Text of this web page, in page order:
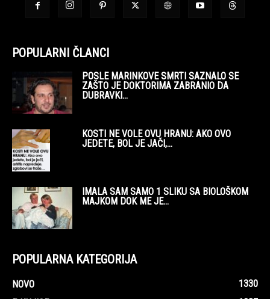
POPULARNI ČLANCI
POSLE MARINKOVE SMRTI SAZNALO SE
ZAŠTO JE DOKTORIMA ZABRANIO DA
DUBRAVKI...
KOSTI NE VOLE OVU HRANU: AKO OVO
JEDETE, BOL JE JAČI,...
IMALA SAM SAMO 1 SLIKU SA BIOLOŠKOM
MAJKOM DOK ME JE...
POPULARNA KATEGORIJA
NOVO
1330